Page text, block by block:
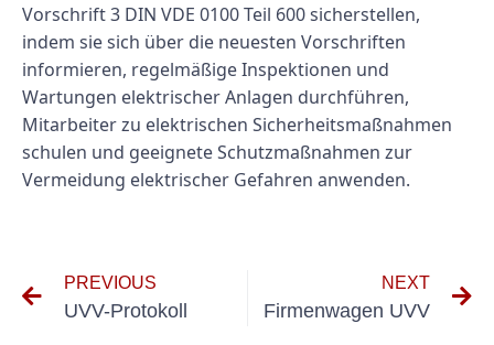
Vorschrift 3 DIN VDE 0100 Teil 600 sicherstellen,
indem sie sich über die neuesten Vorschriften
informieren, regelmäßige Inspektionen und
Wartungen elektrischer Anlagen durchführen,
Mitarbeiter zu elektrischen Sicherheitsmaßnahmen
schulen und geeignete Schutzmaßnahmen zur
Vermeidung elektrischer Gefahren anwenden.
PREVIOUS
UVV-Protokoll
NEXT
Firmenwagen UVV